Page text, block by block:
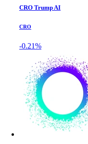
CRO Trump AI
CRO
-0.21%